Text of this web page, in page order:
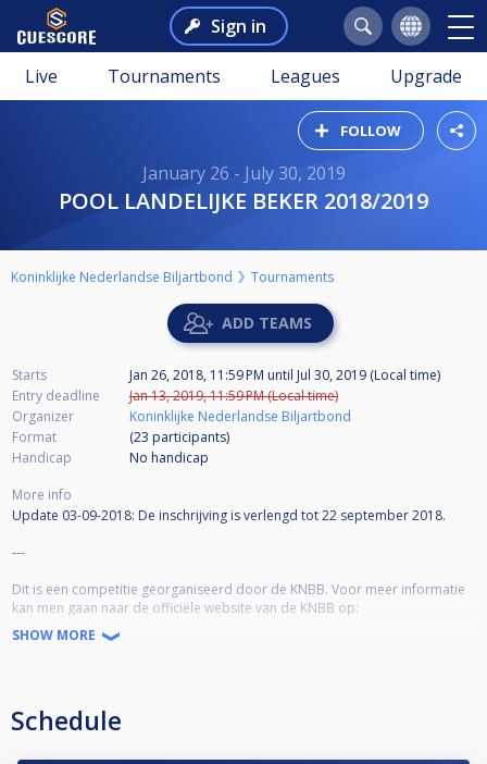
Sign in
Live Tournaments Leagues Upgrade
FOLLOW
January 26 - July 30, 2019
POOL LANDELIJKE BEKER 2018/2019
Koninklijke Nederlandse Biljartbond Tournaments
ADD TEAMS
Starts Jan 26, 2018, 11:59 PM until Jul 30, 2019 (Local time)
Entry deadline
Jan 13, 2019, 11:59 PM (Local time)
Organizer
Koninklijke Nederlandse Biljartbond
Format
(23 participants)
Handicap
No handicap
More info
Update 03-09-2018: De inschrijving is verlengd tot 22 september 2018.
---
Dit is een competitie georganiseerd door de KNBB. Voor meer informatie
kan men gaan naar de officiële website van de KNBB op:
http://www.knbb.nl
kan men hiervoor naar de helpdesk van de KNBB gaan:
SHOW MORE
Schedule